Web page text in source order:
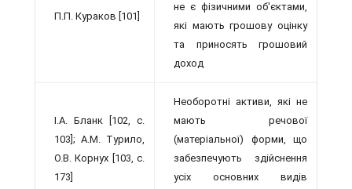
П.П. Кураков [101]
не є фізичними об'єктами,
які мають грошову оцінку
та приносять грошовий
доход
І.А. Бланк [102, с.
103]; А.М. Турило,
О.В. Корнух [103, с.
173]
Необоротні активи, які не
мають речової
(матеріальної) форми, що
забезпечують здійснення
усіх основних видів